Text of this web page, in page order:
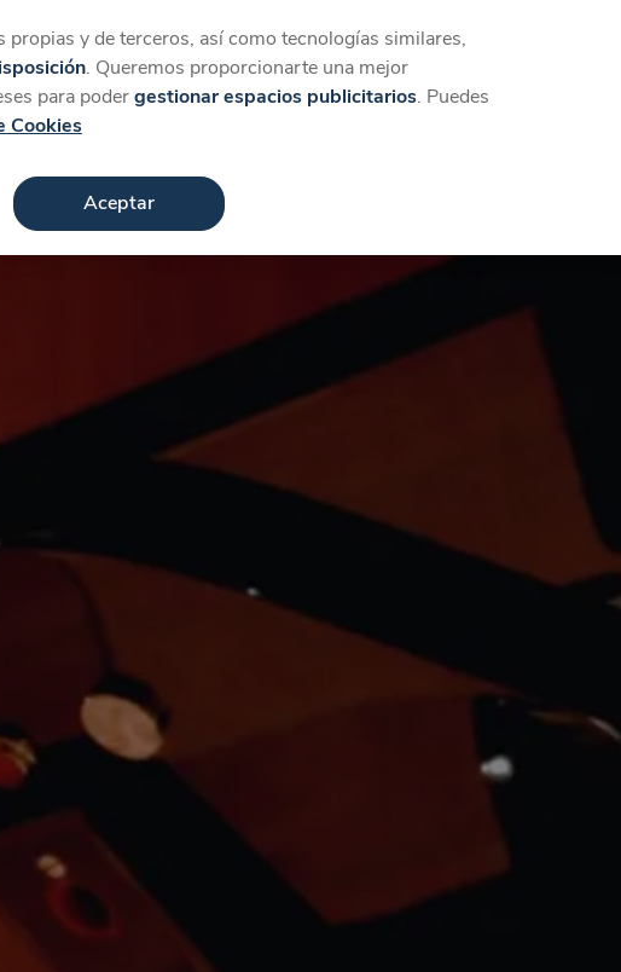
Iniciar sesión Crear cuenta
y de terceros, así como tecnologías similares,
. Queremos proporcionarte una mejor
para podergestionar espacios publicitarios. Puedes
Cookies
Aceptar